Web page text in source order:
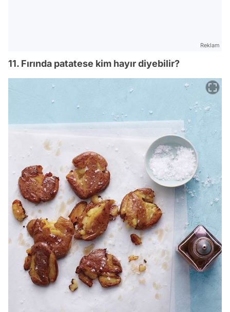
Reklam
11. Fırında patatese kim hayır diyebilir?